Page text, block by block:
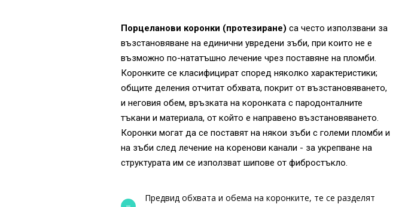
Порцеланови коронки (протезиране)са често използвани за
възстановяване на единични увредени зъби, при които не е
възможно по-нататъшно лечение чрез поставяне на пломби.
Коронките се класифицират според няколко характеристики;
общите деления отчитат обхвата, покрит от възстановяването,
и неговия обем, връзката на коронката с пародонталните
тъкани и материала, от който е направено възстановяването.
Коронки могат да се поставят на някои зъби с големи пломби и
на зъби след лечение на коренови канали - за укрепване на
структурата им се използват шипове от фибростъкло.
Предвид обхвата и обема на коронките, те се разделят